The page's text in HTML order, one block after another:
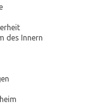
des Innern